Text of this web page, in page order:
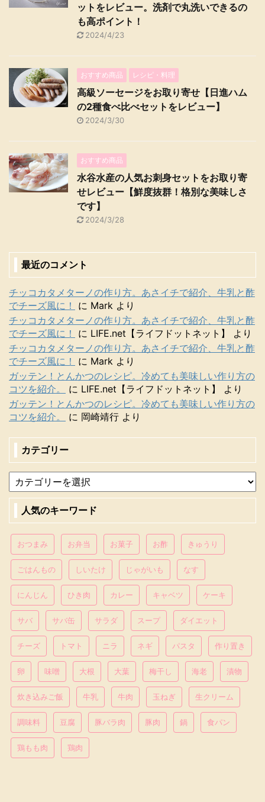
ットをレビュー。洗剤で丸洗いできるの
も高ポイント！
2024/4/23
おすすめ商品 レシピ・料理
高級ソーセージをお取り寄せ【日進ハム
の2種食べ比べセットをレビュー】
2024/3/30
おすすめ商品
水谷水産の人気お刺身セットをお取り寄
せレビュー【鮮度抜群！格別な美味しさ
です】
2024/3/28
最近のコメント
チッコカタメターノの作り方。あさイチで紹介、牛乳と酢
でチーズ風に！
に Mark より
チッコカタメターノの作り方。あさイチで紹介、牛乳と酢
でチーズ風に！
に LIFE.net【ライフドットネット】
より
チッコカタメターノの作り方。あさイチで紹介、牛乳と酢
でチーズ風に！
に Mark より
ガッテン！とんかつのレシピ。冷めても美味しい作り方の
コツを紹介。
に LIFE.net【ライフドットネット】
より
ガッテン！とんかつのレシピ。冷めても美味しい作り方の
コツを紹介。
に 岡崎靖行 より
カテゴリー
人気のキーワード
おつまみ お弁当 お菓子 お酢 きゅうり
ごはんもの しいたけ じゃがいも なす
にんじん ひき肉 カレー キャベツ ケーキ
サバ サバ缶 サラダ スープ ダイエット
チーズ トマト ニラ ネギ パスタ 作り置き
卵 味噌 大根 大葉 梅干し 海老 漬物
炊き込みご飯 牛乳 牛肉 玉ねぎ 生クリーム
調味料 豆腐 豚バラ肉 豚肉 鍋 食パン
鶏もも肉 鶏肉